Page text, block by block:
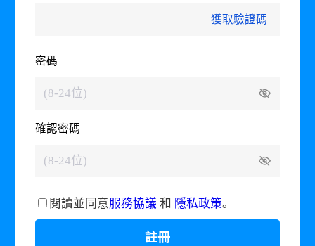
發送中...
密碼
確認密碼
閱讀並同意服務協議 和 隱私政策。
註冊